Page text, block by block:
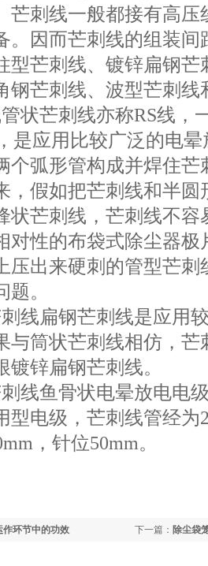
芒刺线一般都接有高
。因而芒刺线的组装间
芒刺线、镀锌扁钢芒
钢芒刺线、波型芒刺线
状芒刺线亦称RS线，
是应用比较广泛的电
个弧形管构成并焊住芒
，假如把芒刺线和半
状芒刺线，芒刺线不容
对性的布袋式除尘器
压出来硬刺的管型芒刺
。
线扁钢芒刺线是应用
与筒状芒刺线相仿，芒
锌扁钢芒刺线。
线鱼骨状电晕放电电
型电级，芒刺线管经为
，针位50mm。
下一篇： 除尘袋
作环节中的功效